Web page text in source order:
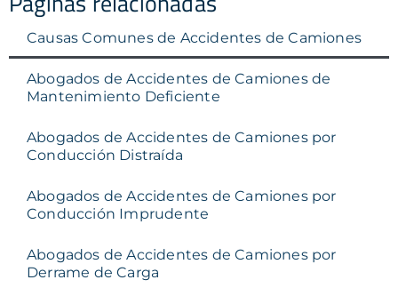
Causas Comunes de Accidentes de Camiones
Abogados de Accidentes de Camiones de
Mantenimiento Deficiente
Abogados de Accidentes de Camiones por
Conducción Distraída
Abogados de Accidentes de Camiones por
Conducción Imprudente
Abogados de Accidentes de Camiones por
Derrame de Carga